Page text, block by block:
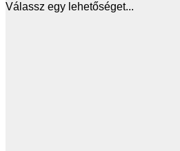
Válassz egy lehetőséget...